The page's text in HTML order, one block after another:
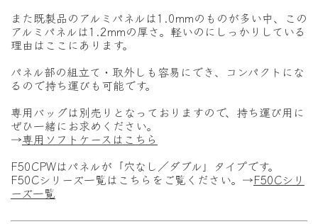
また既製品のアルミパネルは1.0mmのものが多い中、この
アルミパネルは1.2mmの厚さ。軽いのにしっかりしている
理由はここにあります。
パネル部の組立て・取外しも容易にでき、コンパクトにな
るので持ち運びも可能です。
専用バッグは別売りとなっておりますので、持ち運び用に
ぜひ一緒にお求めください。
→専用ソフトケースはこちら
F50CPWはパネルが「穴なし／ダブル」タイプです。
F50Cシリーズ一覧はこちらをご覧ください。→F50Cシリ
ーズ一覧